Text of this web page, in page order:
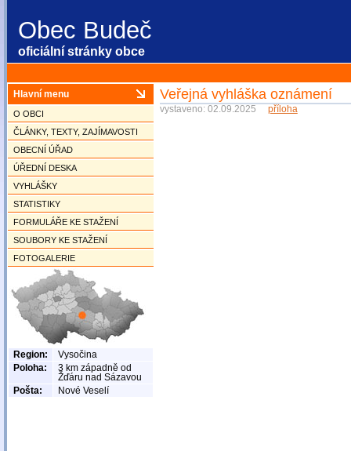
Obec Budeč
oficiální stránky obce
Veřejná vyhláška oznámení
vystaveno: 02.09.2025 příloha
Hlavní menu
O OBCI
ČLÁNKY, TEXTY, ZAJÍMAVOSTI
OBECNÍ ÚŘAD
ÚŘEDNÍ DESKA
VYHLÁŠKY
STATISTIKY
FORMULÁŘE KE STAŽENÍ
SOUBORY KE STAŽENÍ
FOTOGALERIE
Region:
Vysočina
Poloha:
3 km západně od
Žďáru nad Sázavou
Pošta:
Nové Veselí